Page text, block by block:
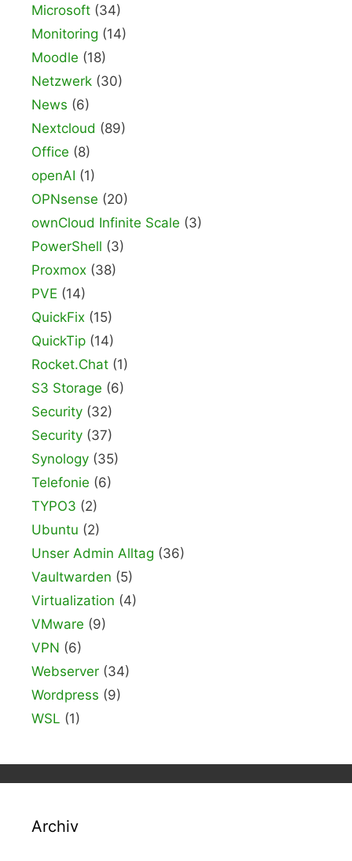
Microsoft (34)
Monitoring (14)
Moodle (18)
Netzwerk (30)
News (6)
Nextcloud (89)
Office (8)
openAI (1)
OPNsense (20)
ownCloud Infinite Scale (3)
PowerShell (3)
Proxmox (38)
PVE (14)
QuickFix (15)
QuickTip (14)
Rocket.Chat (1)
S3 Storage (6)
Security (32)
Security (37)
Synology (35)
Telefonie (6)
TYPO3 (2)
Ubuntu (2)
Unser Admin Alltag (36)
Vaultwarden (5)
Virtualization (4)
VMware (9)
VPN (6)
Webserver (34)
Wordpress (9)
WSL (1)
Archiv